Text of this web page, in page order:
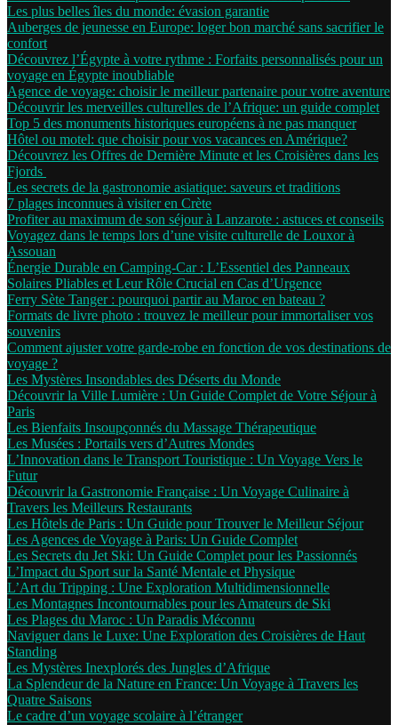
Les plus belles îles du monde: évasion garantie
Auberges de jeunesse en Europe: loger bon marché sans sacrifier le
confort
Découvrez l’Égypte à votre rythme : Forfaits personnalisés pour un
voyage en Égypte inoubliable
Agence de voyage: choisir le meilleur partenaire pour votre aventure
Découvrir les merveilles culturelles de l’Afrique: un guide complet
Top 5 des monuments historiques européens à ne pas manquer
Hôtel ou motel: que choisir pour vos vacances en Amérique?
Découvrez les Offres de Dernière Minute et les Croisières dans les
Fjords
Les secrets de la gastronomie asiatique: saveurs et traditions
7 plages inconnues à visiter en Crète
Profiter au maximum de son séjour à Lanzarote : astuces et conseils
Voyagez dans le temps lors d’une visite culturelle de Louxor à
Assouan
Énergie Durable en Camping-Car : L’Essentiel des Panneaux
Solaires Pliables et Leur Rôle Crucial en Cas d’Urgence
Ferry Sète Tanger : pourquoi partir au Maroc en bateau ?
Formats de livre photo : trouvez le meilleur pour immortaliser vos
souvenirs
Comment ajuster votre garde-robe en fonction de vos destinations de
voyage ?
Les Mystères Insondables des Déserts du Monde
Découvrir la Ville Lumière : Un Guide Complet de Votre Séjour à
Paris
Les Bienfaits Insoupçonnés du Massage Thérapeutique
Les Musées : Portails vers d’Autres Mondes
L’Innovation dans le Transport Touristique : Un Voyage Vers le
Futur
Découvrir la Gastronomie Française : Un Voyage Culinaire à
Travers les Meilleurs Restaurants
Les Hôtels de Paris : Un Guide pour Trouver le Meilleur Séjour
Les Agences de Voyage à Paris: Un Guide Complet
Les Secrets du Jet Ski: Un Guide Complet pour les Passionnés
L’Impact du Sport sur la Santé Mentale et Physique
L’Art du Tripping : Une Exploration Multidimensionnelle
Les Montagnes Incontournables pour les Amateurs de Ski
Les Plages du Maroc : Un Paradis Méconnu
Naviguer dans le Luxe: Une Exploration des Croisières de Haut
Standing
Les Mystères Inexplorés des Jungles d’Afrique
La Splendeur de la Nature en France: Un Voyage à Travers les
Quatre Saisons
Le cadre d’un voyage scolaire à l’étranger